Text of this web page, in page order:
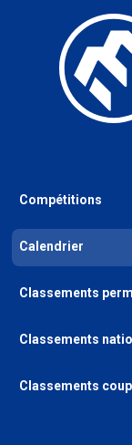
Compétitions
Calendrier
Classements
Classements
Classements